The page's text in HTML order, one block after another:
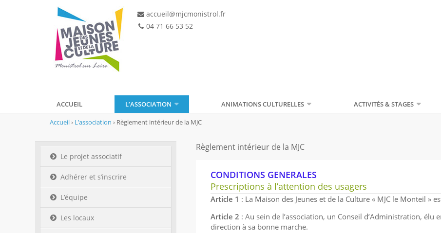
accueil@mjcmonistrol.fr
04 71 66 53 52
ACCUEIL L’ASSOCIATION ANIMATIONS CULTURELLES ACTIVITÉS & STAGES
Accueil› L’association › Règlement intérieur de la MJC
Règlement intérieur de la MJC
CONDITIONS GENERALES
Prescriptions à l’attention des usagers
Article 1 : La Maison des Jeunes et de la Culture « MJC le Monteil »
Article 2 : Au sein de l’association, un Conseil d’Administration, élu
direction à sa bonne marche.
Le projet associatif
Adhérer et s’inscrire
L’équipe
Les locaux